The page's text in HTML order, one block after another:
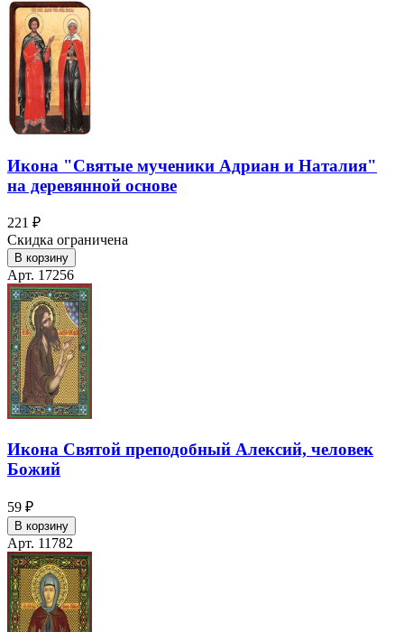
Икона "Святые мученики Адриан и Наталия"
на деревянной основе
221 ₽
Скидка ограничена
В корзину
Арт. 17256
Икона Святой преподобный Алексий, человек
Божий
59 ₽
В корзину
Арт. 11782